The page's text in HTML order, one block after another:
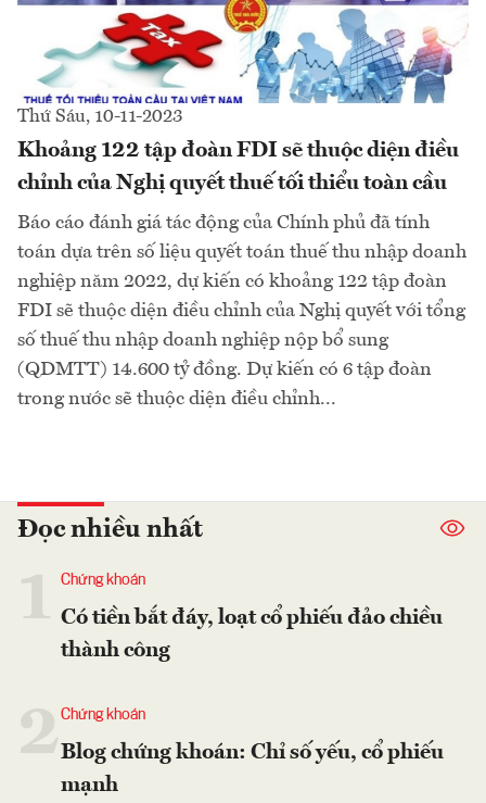
Thứ Sáu, 10-11-2023
Khoảng 122 tập đoàn FDI sẽ thuộc diện điều
chỉnh của Nghị quyết thuế tối thiểu toàn cầu
Báo cáo đánh giá tác động của Chính phủ đã tính
toán dựa trên số liệu quyết toán thuế thu nhập doanh
nghiệp năm 2022, dự kiến có khoảng 122 tập đoàn
FDI sẽ thuộc diện điều chỉnh của Nghị quyết với tổng
số thuế thu nhập doanh nghiệp nộp bổ sung
(QDMTT) 14.600 tỷ đồng. Dự kiến có 6 tập đoàn
trong nước sẽ thuộc diện điều chỉnh...
Đọc nhiều nhất
Chứng khoán
Có tiền bắt đáy, loạt cổ phiếu đảo chiều
thành công
2Chứng khoán
Blog chứng khoán: Chỉ số yếu, cổ phiếu
mạnh